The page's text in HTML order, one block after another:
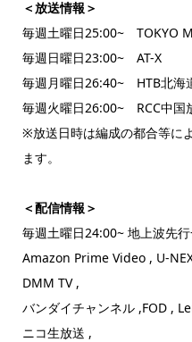
＜放送情報＞
毎週土曜日25:00~ TOKYO
毎週日曜日23:00~ AT-X
毎週月曜日26:40~ HTB北海
毎週火曜日26:00~ RCC中国
※放送日時は編成の都合等に
ます。
＜配信情報＞
毎週土曜日24:00~ 地上波先行
Amazon Prime Video , U-
DMM TV ,
バンダイチャンネル ,FOD ,
ニコ生放送 ,